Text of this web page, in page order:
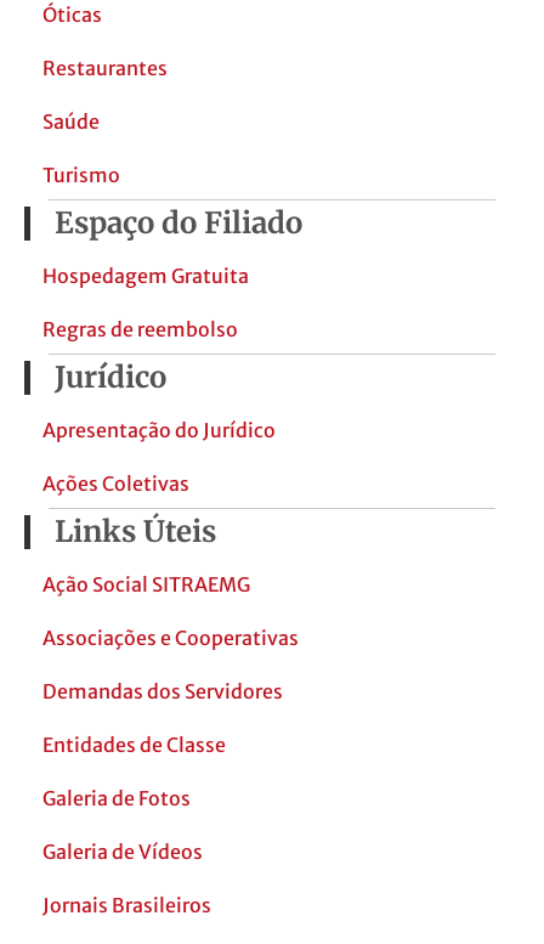
Óticas
Restaurantes
Saúde
Turismo
Espaço do Filiado
Hospedagem Gratuita
Regras de reembolso
Jurídico
Apresentação do Jurídico
Ações Coletivas
Links Úteis
Ação Social SITRAEMG
Associações e Cooperativas
Demandas dos Servidores
Entidades de Classe
Galeria de Fotos
Galeria de Vídeos
Jornais Brasileiros